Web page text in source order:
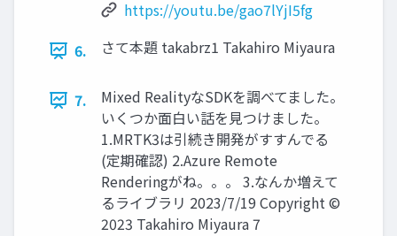
https://youtu.be/gao7lYjI5fg
6.
さて本題 takabrz1 Takahiro Miyaura
7.
Mixed RealityなSDKを調べてました。
いくつか面白い話を見つけました。
1.MRTK3は引続き開発がすすんでる
(定期確認) 2.Azure Remote
Renderingがね。。。 3.なんか増えて
るライブラリ 2023/7/19 Copyright ©
2023 Takahiro Miyaura 7